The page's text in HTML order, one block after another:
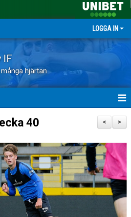
LOGGA IN
IF
många hjärtan
>
<
40